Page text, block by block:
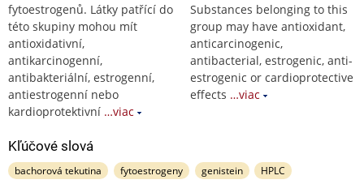
fytoestrogenů. Látky patřící do
této skupiny mohou mít
antioxidativní,
antikarcinogenní,
antibakteriální, estrogenní,
antiestrogenní nebo
kardioprotektivní …viac
Substances belonging to this
group may have antioxidant,
anticarcinogenic,
antibacterial, estrogenic, anti-
estrogenic or cardioprotective
effects …viac
Kľúčové slová
bachorová tekutina fytoestrogeny genistein HPLC